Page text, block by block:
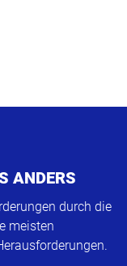
ANDERS
durch die
meisten